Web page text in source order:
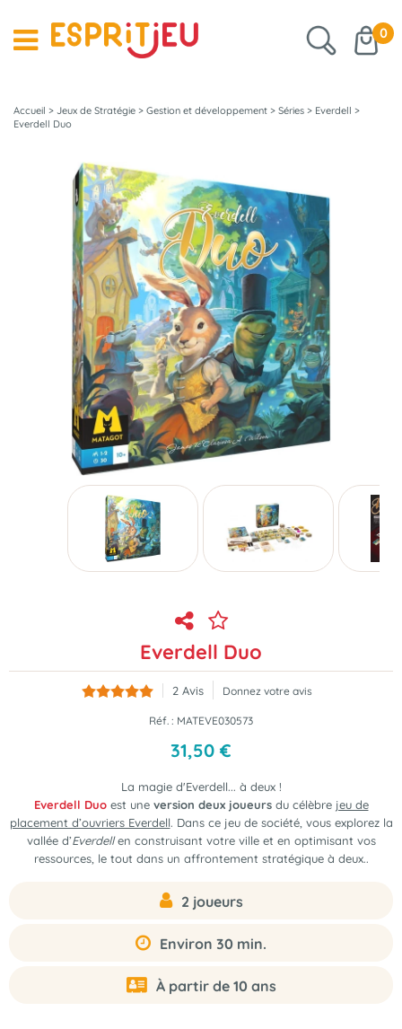
0
Accueil > Jeux de Stratégie > Gestion et développement > Séries > Everdell >
Everdell Duo
Everdell Duo
2 Avis Donnez votre avis
Réf. : MATEVE030573
31,50 €
La magie d'Everdell... à deux !
Everdell Duoest une version deux joueursdu célèbre jeu de
placement d’ouvriers Everdell. Dans ce jeu de société, vous explorez la
vallée d’Everdellen construisant votre ville et en optimisant vos
ressources, le tout dans un affrontement stratégique à deux..
2 joueurs
Environ 30 min.
À partir de 10 ans